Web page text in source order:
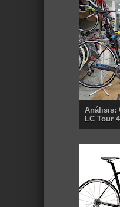
Análisis:
LC Tour